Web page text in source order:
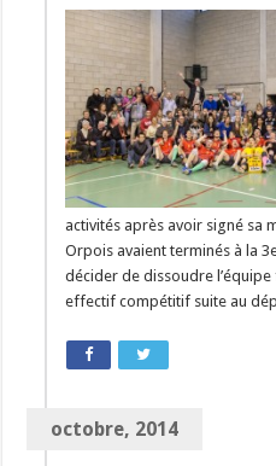
activités après avoir signé sa
Orpois avaient terminés à la
décider de dissoudre
effectif compétitif suite au
octobre, 2014